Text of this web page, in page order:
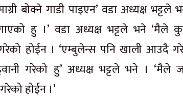
बोक्ने गाडी पाइएन’ वडा अध्यक्ष भट्टले
हु ।’ वडा अध्यक्ष भट्टले भने ‘मैले
होईन । ‘एम्बुलेन्स पनि खाली आउदै
गरेको हु’ अध्यक्ष भट्टले भने ।
होईन ।’